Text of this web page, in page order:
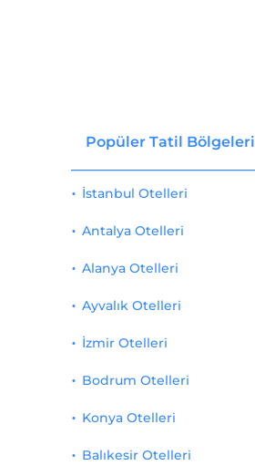
Popüler Tatil Bölgeleri
İstanbul Otelleri
Antalya Otelleri
Alanya Otelleri
Ayvalık Otelleri
İzmir Otelleri
Bodrum Otelleri
Konya Otelleri
Balıkesir Otelleri